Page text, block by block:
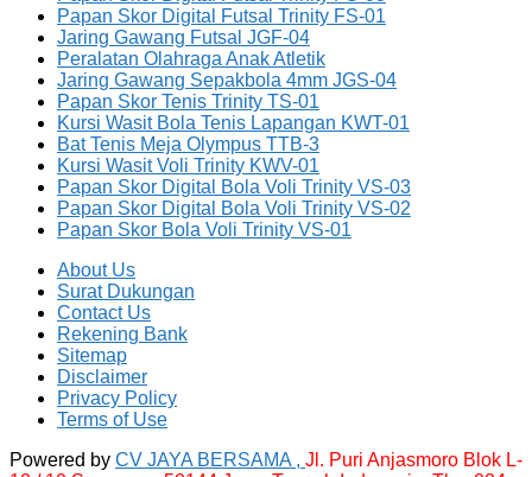
Papan Skor Digital Futsal Trinity FS-01
Jaring Gawang Futsal JGF-04
Peralatan Olahraga Anak Atletik
Jaring Gawang Sepakbola 4mm JGS-04
Papan Skor Tenis Trinity TS-01
Kursi Wasit Bola Tenis Lapangan KWT-01
Bat Tenis Meja Olympus TTB-3
Kursi Wasit Voli Trinity KWV-01
Papan Skor Digital Bola Voli Trinity VS-03
Papan Skor Digital Bola Voli Trinity VS-02
Papan Skor Bola Voli Trinity VS-01
About Us
Surat Dukungan
Contact Us
Rekening Bank
Sitemap
Disclaimer
Privacy Policy
Terms of Use
Powered by CV JAYA BERSAMA , Jl. Puri Anjasmoro Blok L-